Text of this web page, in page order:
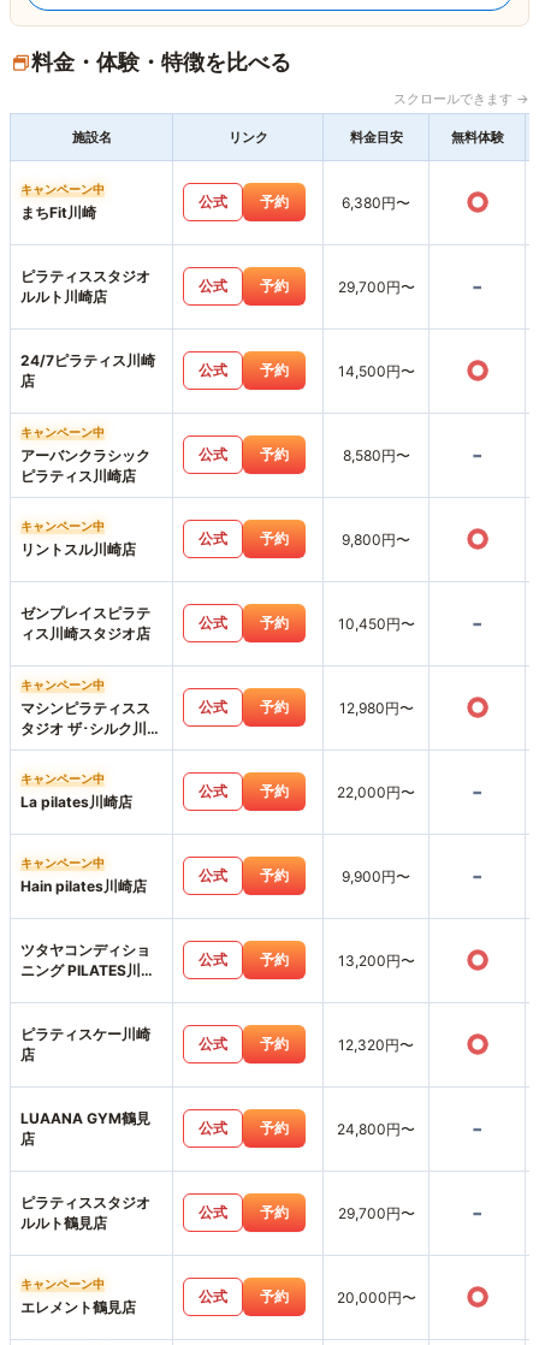
料金・体験・特徴を比べる
スクロールできます →
施設名 リンク 料金目安 無料体験
キャンペーン中
まちFit川崎
公式 予約 6,380円〜 ○
ピラティススタジオ
ルルト川崎店
公式 予約 29,700円〜 -
24/7ピラティス川崎
店
公式 予約 14,500円〜 ○
キャンペーン中
アーバンクラシック
ピラティス川崎店
公式 予約 8,580円〜 -
キャンペーン中
リントスル川崎店
公式 予約 9,800円〜 ○
ゼンプレイスピラテ
ィス川崎スタジオ店
公式 予約 10,450円〜 -
キャンペーン中
マシンピラティスス
タジオ ザ･シルク川崎
店
公式 予約 12,980円〜 ○
キャンペーン中
La pilates川崎店
公式 予約 22,000円〜 -
キャンペーン中
Hain pilates川崎店
公式 予約 9,900円〜 -
ツタヤコンディショ
ニング PILATES川崎
公式 予約 13,200円〜 ○
ピラティスケー川崎
店
公式 予約 12,320円〜 ○
LUAANA GYM鶴見
店
公式 予約 24,800円〜 -
ピラティススタジオ
ルルト鶴見店
公式 予約 29,700円〜 -
キャンペーン中
エレメント鶴見店
公式 予約 20,000円〜 ○